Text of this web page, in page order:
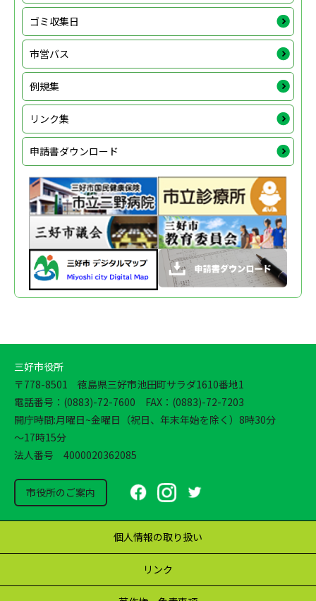
ゴミ収集日
市営バス
例規集
リンク集
申請書ダウンロード
三好市役所
〒778-8501 徳島県三好市池田町サラダ1610番地1
電話番号：(0883)-72-7600 FAX：(0883)-72-7203
開庁時間:月曜日~金曜日（祝日、年末年始を除く）8時30分
～17時15分
法人番号 4000020362085
市役所のご案内
個人情報の取り扱い
リンク